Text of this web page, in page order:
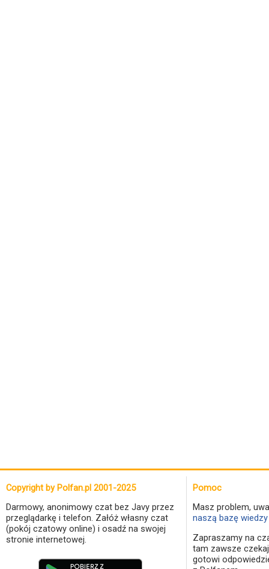
Copyright by Polfan.pl 2001-2025
Darmowy, anonimowy czat bez Javy przez
przeglądarkę i telefon. Załóż własny czat
(pokój czatowy online) i osadź na swojej
stronie internetowej.
Pomoc
Masz problem,
naszą bazę
Zapraszamy na
tam zawsze
gotowi